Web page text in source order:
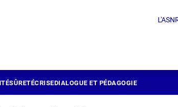
SÛRETÉCRISEDIALOGUE ET PÉDAGOGIE